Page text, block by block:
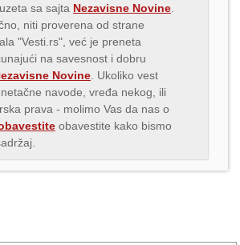
sa sajta Nezavisne Novine
niti proverena od strane
"Vesti.rs", već je preneta
na savesnost i dobru
Novine . Ukoliko vest
navode, vređa nekog, ili
prava - molimo Vas da nas o
obavestite kako bismo